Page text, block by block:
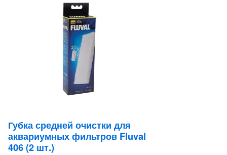
Губка средней очистки для
аквариумных фильтров Fluval
406 (2 шт.)